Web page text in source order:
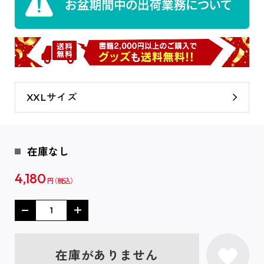
XXLサイズ
在庫なし
4,180 円
在庫がありません